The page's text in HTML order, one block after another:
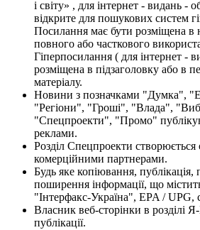
і світу» , для інтернет - видань -
відкрите для пошукових систем
Посилання має бути розміщена в
повного або часткового
Гіперпосилання ( для інтернет -
розміщена в підзаголовку або в
матеріалу.
Новини з позначками "Думка",
"Регіони", "Гроші", "Влада",
"Спецпроекти", "Промо"
реклами.
Розділ Спецпроекти створюється
комерційними партнерами.
Будь яке копіювання,
поширення інформації, що
"Інтерфакс-Україна", EPA / UPG,
Власник веб-сторінки в розділі
публікації.